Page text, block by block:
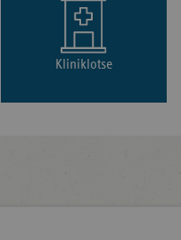
Kliniklotse